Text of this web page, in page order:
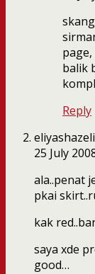
balik
Reply
eliyashazeli
25 July
ala..penat
pkai
kak
saya xde
good…